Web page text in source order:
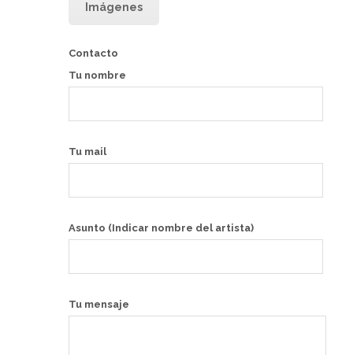
Imágenes
Contacto
Tu nombre
Tu mail
Asunto (Indicar nombre del artista)
Tu mensaje